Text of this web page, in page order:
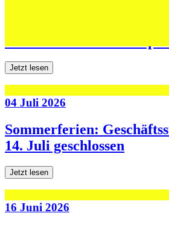
Jetzt lesen
04 Juli 2026
Sommerferien:
14. Juli geschlossen
Jetzt lesen
16 Juni 2026